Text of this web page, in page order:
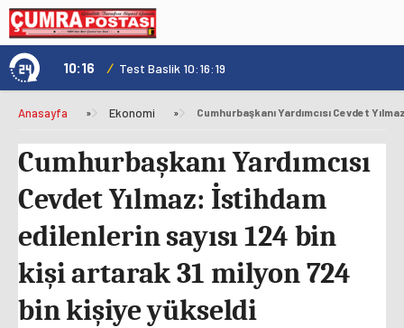
10:16 / Test Baslik 10:16:19
Anasayfa » Ekonomi »
Cumhurbaşkanı Yardımcısı
Cevdet Yılmaz: İstihdam
edilenlerin sayısı 124 bin
kişi artarak 31 milyon 724
bin kişiye yükseldi